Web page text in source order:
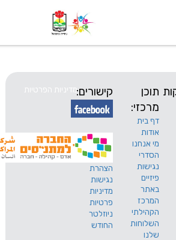
קישורים:
הצהרת
נגישות
מדיניות
פרטיות
ניוזלטר
החודש
מדיניות הפרטיות